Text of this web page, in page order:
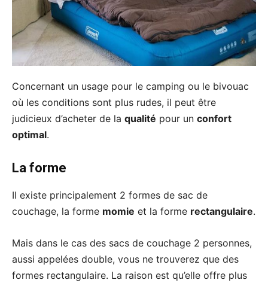
Concernant un usage pour le camping ou le bivouac
où les conditions sont plus rudes, il peut être
judicieux d’acheter de la qualité pour un confort
optimal.
La forme
Il existe principalement 2 formes de sac de
couchage, la forme momie et la forme rectangulaire.
Mais dans le cas des sacs de couchage 2 personnes,
aussi appelées double, vous ne trouverez que des
formes rectangulaire. La raison est qu’elle offre plus